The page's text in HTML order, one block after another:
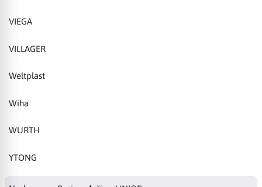
VIEGA
VILLAGER
Weltplast
Wiha
WURTH
YTONG